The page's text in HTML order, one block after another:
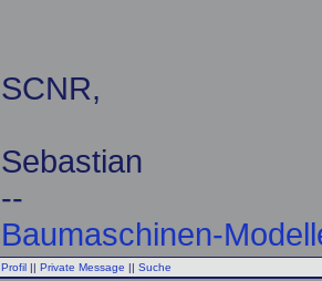
SCNR,
Sebastian
--
Baumaschinen-
Profil || Private Message || Suche